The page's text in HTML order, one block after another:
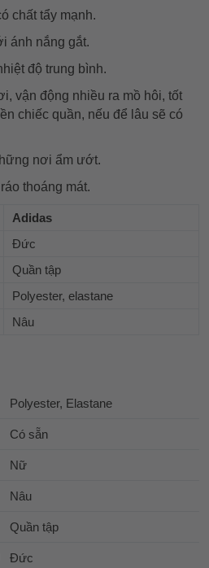
chất tẩy mạnh.
ánh nắng gắt.
độ trung bình.
vận động nhiều ra mồ hôi, tốt
chiếc quần, nếu để lâu sẽ có
nơi ẩm ướt.
thoáng mát.
Adidas
Đức
Quần tập
Polyester, elastane
Nâu
Polyester, Elastane
Có sẵn
Nữ
Nâu
Quần tập
Đức